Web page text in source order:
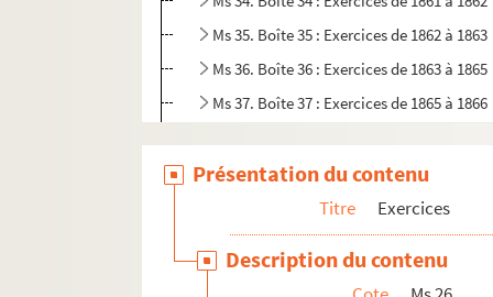
Ms 35. Boîte 35 : Exercices de 1862 à 1863
Ms 36. Boîte 36 : Exercices de 1863 à 1865
Ms 37. Boîte 37 : Exercices de 1865 à 1866
Ms 39. Boîte 39 : Exercices de 1867 à 1869
Ms 40. Boîte 40 : Exercices de 1869 à 1870
Ms 41. Boîte 41 : Exercices de 1870 à 1871
Ms 42. Boîte 42 : Exercices de 1871 à 1872
Présentation du contenu
Titre Exercices
Description du contenu